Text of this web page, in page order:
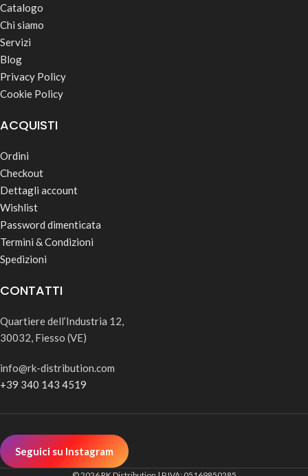
Catalogo
Chi siamo
Servizi
Blog
Privacy Policy
Cookie Policy
ACQUISTI
Ordini
Checkout
Dettagli account
Wishlist
Password dimenticata
Termini & Condizioni
Spedizioni
CONTATTI
Quartiere dell’Industria 12,
30032, Fiesso (VE)
info@rk-distribution.com
+39 340 143 4519
Seguici su Instagram